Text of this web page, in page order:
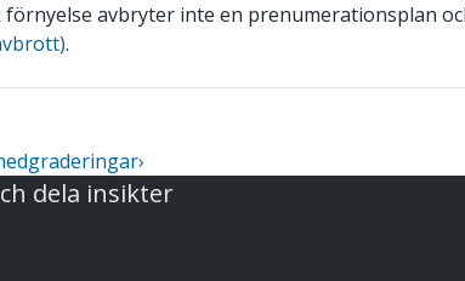
avbryter inte en prenumerationsplan
.
›
dela insikter